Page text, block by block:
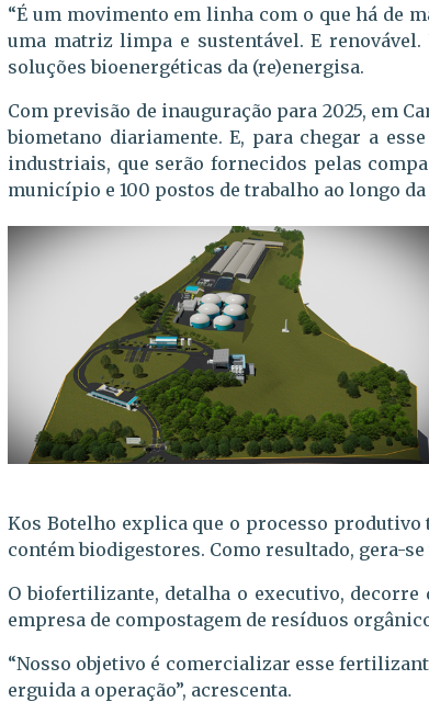
“É um movimento em linha com o que há de
uma matriz limpa e sustentável. E
soluções bioenergéticas da (re)energisa.
Com previsão de inauguração para 2025, em
biometano diariamente. E, para chegar a
industriais, que serão fornecidos pelas
município e 100 postos de trabalho ao longo
Kos Botelho explica que o processo
contém biodigestores. Como resultado, gera-
O biofertilizante, detalha o executivo, decorre
empresa de compostagem de resíduos
“Nosso objetivo é comercializar esse
erguida a operação”, acrescenta.